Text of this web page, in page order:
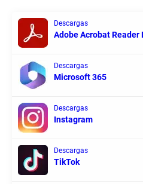
Descargas
Adobe Acrobat Reader
Descargas
Microsoft 365
Descargas
Instagram
Descargas
TikTok